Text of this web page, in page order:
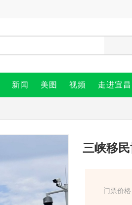
新闻 美图 视频 走进宜昌
三峡移
门票价格